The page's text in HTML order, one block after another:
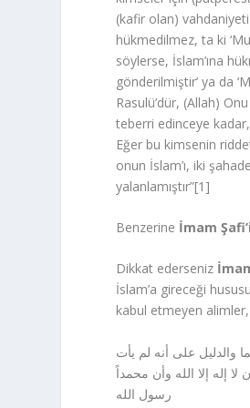
(kafir olan)
hükmedilmez, ta ki
söylerse, İslam’ına
gönderilmiştir’ ya da
Rasulü’dür, (Allah)
teberri edinceye
Eğer bu kimsenin
onun İslam’ı, iki
yalanlamıştır”[1]
Benzerine İmam Şafi’i
Dikkat ederseniz
İslam’a gireceği
kabul etmeyen
والدليل على أنه لم يأت
إله إلا الله وأن محمداً
رسول الله